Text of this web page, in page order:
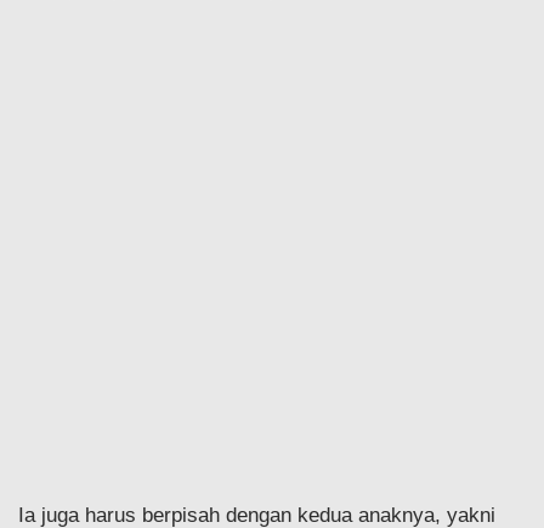
Ia juga harus berpisah dengan kedua anaknya, yakni